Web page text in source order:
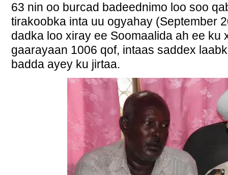
63 nin oo burcad badeednimo loo soo
tirakoobka inta uu ogyahay (September
dadka loo xiray ee Soomaalida ah ee ku
gaarayaan 1006 qof, intaas saddex
badda ayey ku jirtaa.